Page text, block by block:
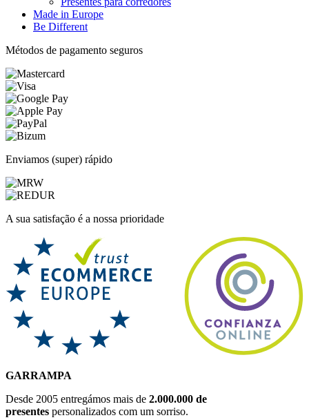
Made in Europe
Be Different
Métodos de pagamento seguros
Enviamos (super) rápido
A sua satisfação é a nossa prioridade
GARRAMPA
Desde 2005 entregámos mais de 2.000.000 de
presentes personalizados com um sorriso.